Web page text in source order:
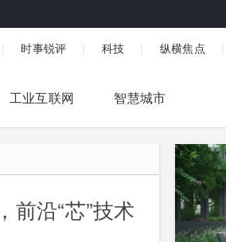
时事锐评 科技 纵横焦点
工业互联网 智慧城市
沿“芯”技术